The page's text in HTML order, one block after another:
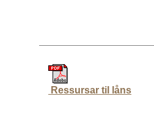
Ressursar til låns